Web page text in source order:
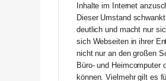
Inhalte im Internet
Dieser Umstand
deutlich und macht nur
sich Webseiten in ihrer
nicht nur an den großen
Büro- und Heimcomputer
können. Vielmehr gilt es